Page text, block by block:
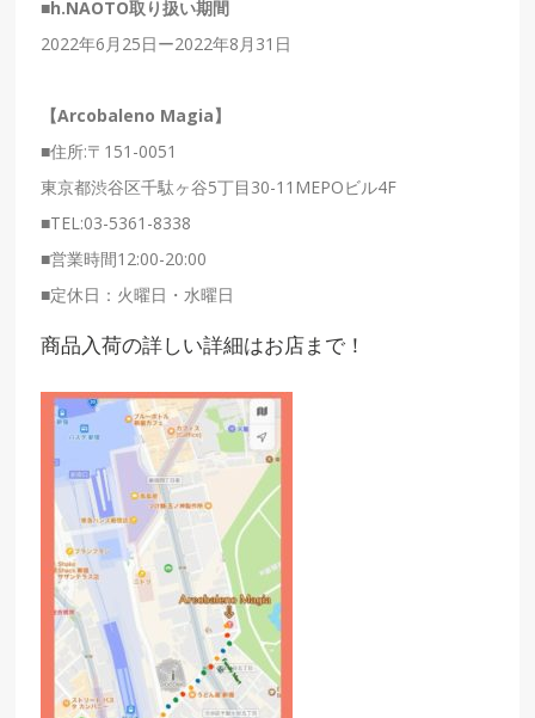
■h.NAOTO取り扱い期間
2022年6月25日ー2022年8月31日
【Arcobaleno Magia】
■住所:〒151-0051
東京都渋谷区千駄ヶ谷5丁目30-11MEPOビル4F
■TEL:03-5361-8338
■営業時間12:00-20:00
■定休日：火曜日・水曜日
商品入荷の詳しい詳細はお店まで！